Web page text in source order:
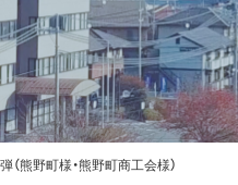
熊野町様・熊野町商工会様）